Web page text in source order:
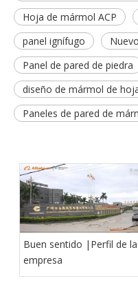
Hoja de mármol ACP
panel ignífugo
Panel de pared de piedra
diseño de mármol de
Paneles de pared de
Buen sentido |Perfil de la
empresa